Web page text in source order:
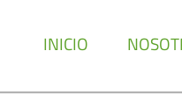
INICIO